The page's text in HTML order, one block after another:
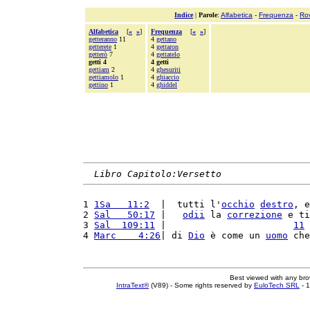
Indice| Parole: Alfabetica - Frequenza -
Alfabetica [« »]
getteranno 11
getterete 1
getterò 7
getti 4
gettiam 2
gettiamolo 1
gettino 1
Frequenza [« »]
4 gettano
4 gettaron
4 gettatelo
4 getti
4 ghesuriti
4 ghiaccio
4 ghiddel
Libro Capitolo:Versetto
1 1Sa   11:2
  |  tutti l'
occhio destro ,
2 Sal   50:17 odii la correzione e
3 Sal  109:11 11
4 Marc    4:26 | di Dio è come un uomo
Best viewed with any
IntraText®(V89) - Some rights reserved by EuloTech SRL -